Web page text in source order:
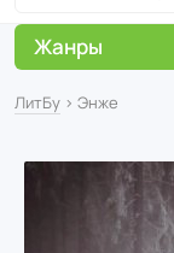
ЛитБу › Энже
Жанры